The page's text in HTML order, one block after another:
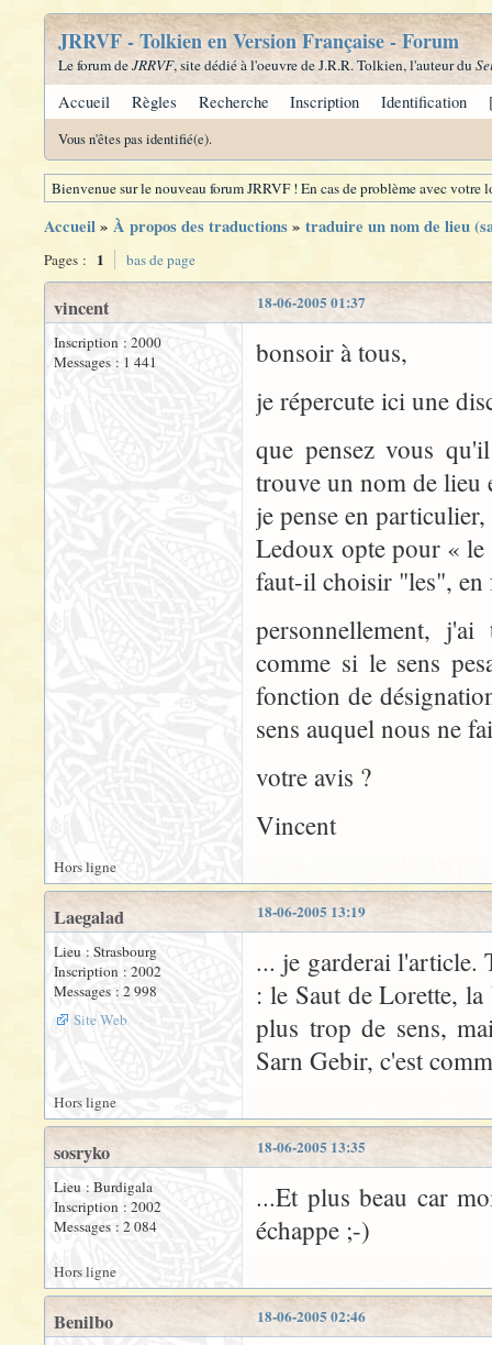
JRRVF - Tolkien en Version Française - Forum
Le forum deJRRVF, site dédié à l'oeuvre de J.R.R. Tolkien, l'auteur du
Accueil Règles Recherche Inscription Identification
Vous n'êtes pas identifié(e).
Bienvenue sur le nouveau forum JRRVF ! En cas de problème avec
Accueil» À propos des traductions» traduire un nom de lieu
Pages : 1 bas de page
18-06-2005 01:37
vincent
Inscription : 2000
Messages : 1 441
bonsoir à tous,
je répercute ici une
que pensez vous
trouve un nom de lieu
je pense en
Ledoux opte pour «
faut-il choisir "les", en
personnellement,
comme si le sens
fonction de
sens auquel nous ne
votre avis ?
Vincent
Hors ligne
18-06-2005 13:19
Laegalad
Lieu : Strasbourg
Inscription : 2002
Messages : 2 998
Site Web
... je garderai l'article.
: le Saut de Lorette,
plus trop de sens,
Sarn Gebir, c'est
Hors ligne
18-06-2005 13:35
sosryko
Lieu : Burdigala
Inscription : 2002
Messages : 2 084
...Et plus beau car
échappe ;-)
Hors ligne
18-06-2005 02:46
Benilbo